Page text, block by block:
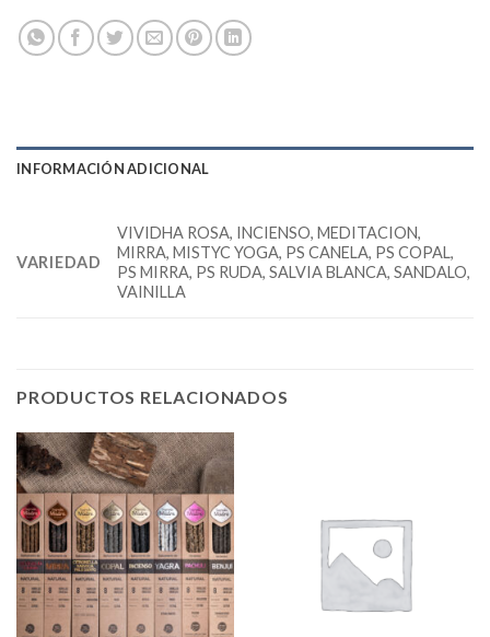
INFORMACIÓN ADICIONAL
VARIEDAD
VIVIDHA ROSA, INCIENSO, MEDITACION,
MIRRA, MISTYC YOGA, PS CANELA, PS COPAL,
PS MIRRA, PS RUDA, SALVIA BLANCA, SANDALO,
VAINILLA
PRODUCTOS RELACIONADOS